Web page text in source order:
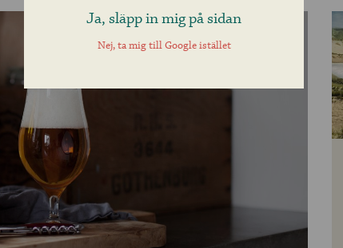
Ja, släpp in mig på sidan
Nej, ta mig till Google istället